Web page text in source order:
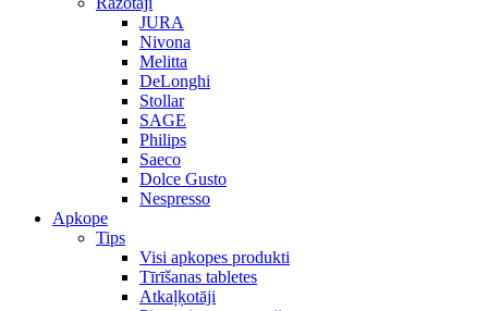
JURA
Nivona
Melitta
DeLonghi
Stollar
SAGE
Philips
Saeco
Dolce Gusto
Nespresso
Apkope
Tips
Visi apkopes produkti
Tīrīšanas tabletes
Atkaļķotāji